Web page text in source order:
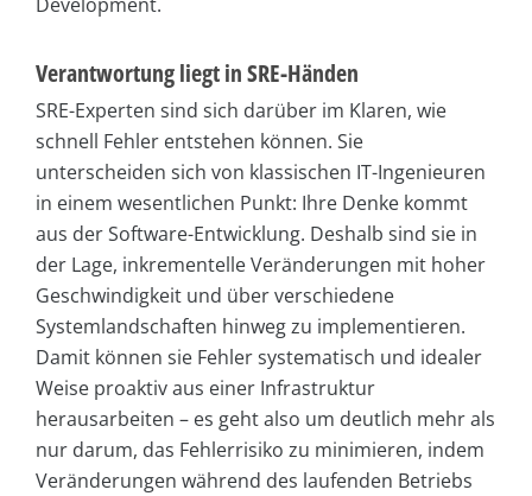
Verantwortung liegt in SRE-Händen
SRE-Experten sind sich darüber im Klaren, wie
schnell Fehler entstehen können. Sie
unterscheiden sich von klassischen IT-Ingenieuren
in einem wesentlichen Punkt: Ihre Denke kommt
aus der Software-Entwicklung. Deshalb sind sie in
der Lage, inkrementelle Veränderungen mit hoher
Geschwindigkeit und über verschiedene
Systemlandschaften hinweg zu implementieren.
Damit können sie Fehler systematisch und idealer
Weise proaktiv aus einer Infrastruktur
herausarbeiten – es geht also um deutlich mehr als
nur darum, das Fehlerrisiko zu minimieren, indem
Veränderungen während des laufenden Betriebs